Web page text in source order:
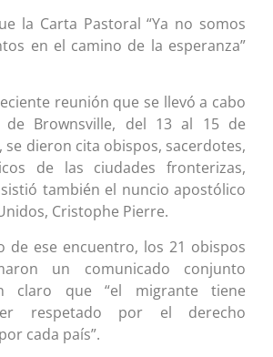
la Carta Pastoral “Ya no somos
en el camino de la esperanza”
reunión que se llevó a cabo
de Brownsville, del 13 al 15 de
dieron cita obispos, sacerdotes,
de las ciudades fronterizas,
también el nuncio apostólico
Cristophe Pierre.
de ese encuentro, los 21 obispos
un comunicado conjunto
claro que “el migrante tiene
respetado por el derecho
cada país”.